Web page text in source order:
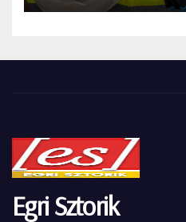
Egri Sztorik